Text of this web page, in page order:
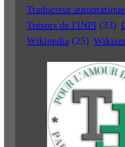
Traducteur automatique
Trésors de l'INPI (33)
Wikipedia (25)